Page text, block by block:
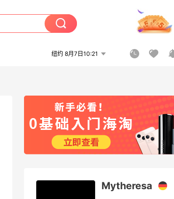
纽约 8月7日10:21
Mytheresa